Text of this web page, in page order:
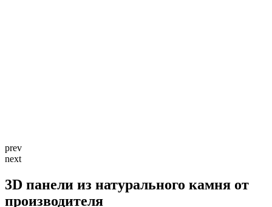
prev
next
3D панели из натурального камня от
производителя